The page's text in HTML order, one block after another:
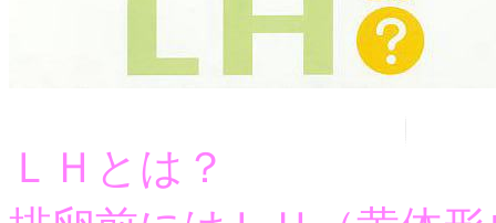
ＬＨとは？